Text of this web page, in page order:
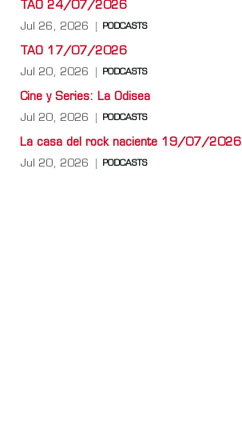
TAO 24/07/2026
Jul 26, 2026 PODCASTS
TAO 17/07/2026
Jul 20, 2026 PODCASTS
Cine y Series: La Odisea
Jul 20, 2026 PODCASTS
La casa del rock naciente 19/07/2026
Jul 20, 2026 PODCASTS